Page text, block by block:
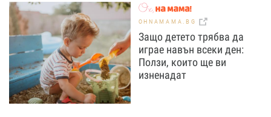
OHNAMAMA.BG
Защо детето трябва да
играе навън всеки ден:
Ползи, които ще ви
изненадат